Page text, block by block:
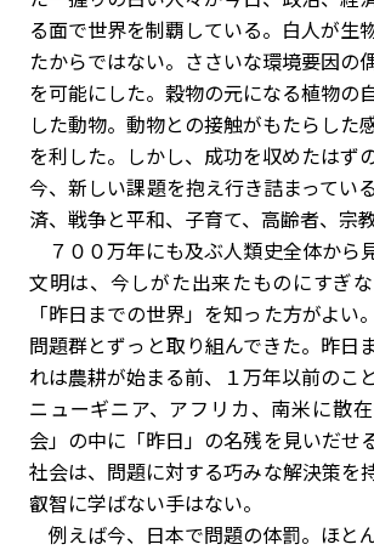
る面で世界を制覇している。白人が生
たからではない。ささいな環境要因の
を可能にした。穀物の元になる植物の
した動物。動物との接触がもたらした
を利した。しかし、成功を収めたはず
今、新しい課題を抱え行き詰まってい
済、戦争と平和、子育て、高齢者、宗
７００万年にも及ぶ人類史全体から
文明は、今しがた出来たものにすぎ
「昨日までの世界」を知った方がよい
問題群とずっと取り組んできた。昨日
れは農耕が始まる前、１万年以前のこ
ニューギニア、アフリカ、南米に散
会」の中に「昨日」の名残を見いだせ
社会は、問題に対する巧みな解決策を
叡智に学ばない手はない。
例えば今、日本で問題の体罰。ほと